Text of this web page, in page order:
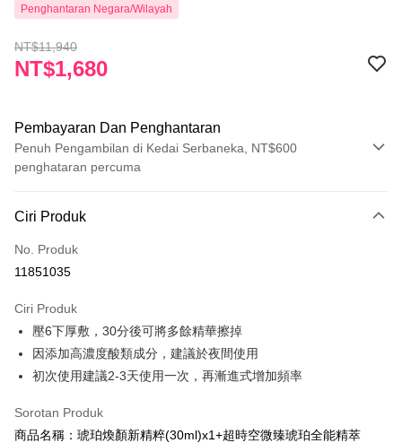
Penghantaran Negara/Wilayah
NT$11,940
NT$1,680
Pembayaran Dan Penghantaran
Penuh Pengambilan di Kedai Serbaneka, NT$600
penghataran percuma
Kad Kredit (Bayaran Penuh)
Pengambilan di Kedai Serbaneka
Apple Pay
JKOPAY
Ciri Produk
No. Produk
11851035
Ciri Produk
壓6下厚敷，30分後可將多餘精華擦掉
因添加高濃度酸類成分，建議於夜間使用
初次使用建議2-3天使用一次，再漸進式增加頻率
Sorotan Produk
商品名稱：琥珀煥顏新精粹(30ml)x1+超時空微臻琥珀全能精萃